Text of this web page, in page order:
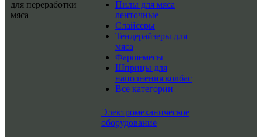
Пилы для мяса
ленточные
Слайсеры
Тендерайзеры для
мяса
Фаршемесы
Шприцы для
наполнения колбас
Все категории
Электромеханическое
оборудование